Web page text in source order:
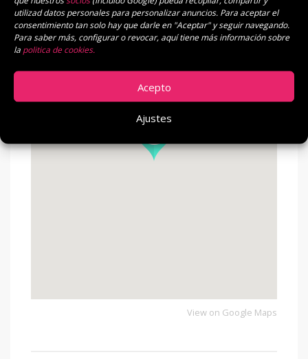
utilizad datos personales para personalizar anuncios. Para aceptar el
consentimiento tan solo hay que darle en "Aceptar" y seguir navegando.
Para saber más, configurar o revocar, aquí tiene más información sobre
la politica de cookies.
Acepto
Ajustes
Localització Actual
View on Google Maps